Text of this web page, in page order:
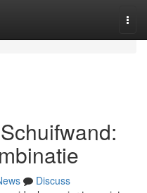
Discuss